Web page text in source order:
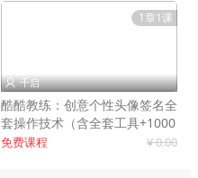
1章1课
 千启
酷酷教练：创意个性头像签名全
套操作技术（含全套工具+1000
套模板）
免费课程 ¥ 0.00